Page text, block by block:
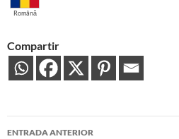
Română
Compartir
Navegación
ENTRADA ANTERIOR